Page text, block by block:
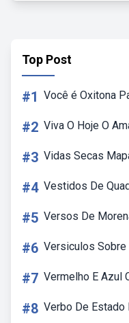
Top Post
#1 Você é Oxitona
#2 Viva O Hoje O
#3 Vidas Secas
#4 Vestidos De
#5 Versos De
#6 Versiculos Sobre
#7 Vermelho E Azul
#8 Verbo De Estado